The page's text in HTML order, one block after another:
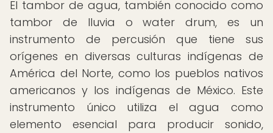
El tambor de agua, también conocido como
tambor de lluvia o water drum, es un
instrumento de percusión que tiene sus
orígenes en diversas culturas indígenas de
América del Norte, como los pueblos nativos
americanos y los indígenas de México. Este
instrumento único utiliza el agua como
elemento esencial para producir sonido,